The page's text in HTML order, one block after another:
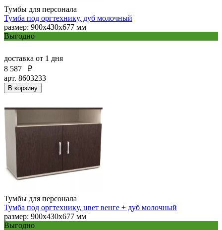
Тумбы для персонала
Тумба под оргтехнику, дуб молочный
размер: 900х430х677 мм
Выгодно
доставка от 1 дня
8 587
₽
арт. 8603233
В корзину
Тумбы для персонала
Тумба под оргтехнику, цвет венге + дуб молочный
размер: 900х430х677 мм
Выгодно